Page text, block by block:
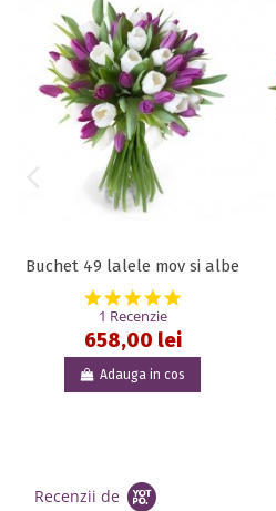
Buchet 49 lalele mov si albe
5.0 star rating
1 Recenzie
658,00 lei
Adauga in cos
Recenzii de